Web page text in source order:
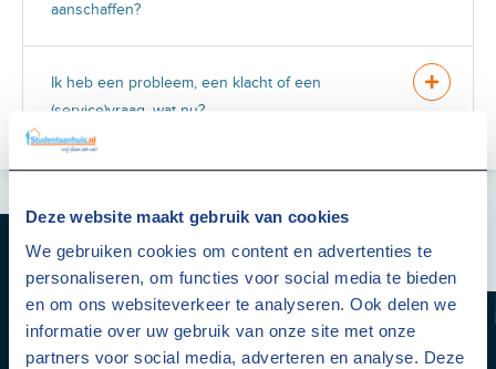
Deze website maakt gebruik van cookies
We gebruiken cookies om content en advertenties te
personaliseren, om functies voor social media te bieden
en om ons websiteverkeer te analyseren. Ook delen we
informatie over uw gebruik van onze site met onze
partners voor social media, adverteren en analyse. Deze
aanschaffen?
Ik heb een probleem, een klacht of een
(service)vraag, wat nu?
Contact